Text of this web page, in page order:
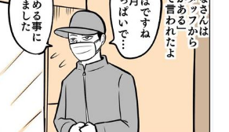
ヒント
詳説
ニティ